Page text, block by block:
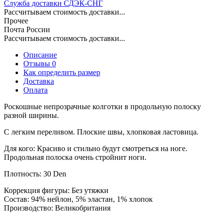
Служба доставки СДЭК-СНГ
Рассчитываем стоимость доставки...
Прочее
Почта России
Рассчитываем стоимость доставки...
Описание
Отзывы 0
Как определить размер
Доставка
Оплата
Роскошные непрозрачные колготки в продольную полоску
разной ширины.
С легким переливом. Плоские швы, хлопковая ластовица.
Для кого: Красиво и стильно будут смотреться на ноге.
Продольная полоска очень стройнит ноги.
Плотность: 30 Den
Коррекция фигуры: Без утяжки
Состав: 94% нейлон, 5% эластан, 1% хлопок
Производство: Великобритания